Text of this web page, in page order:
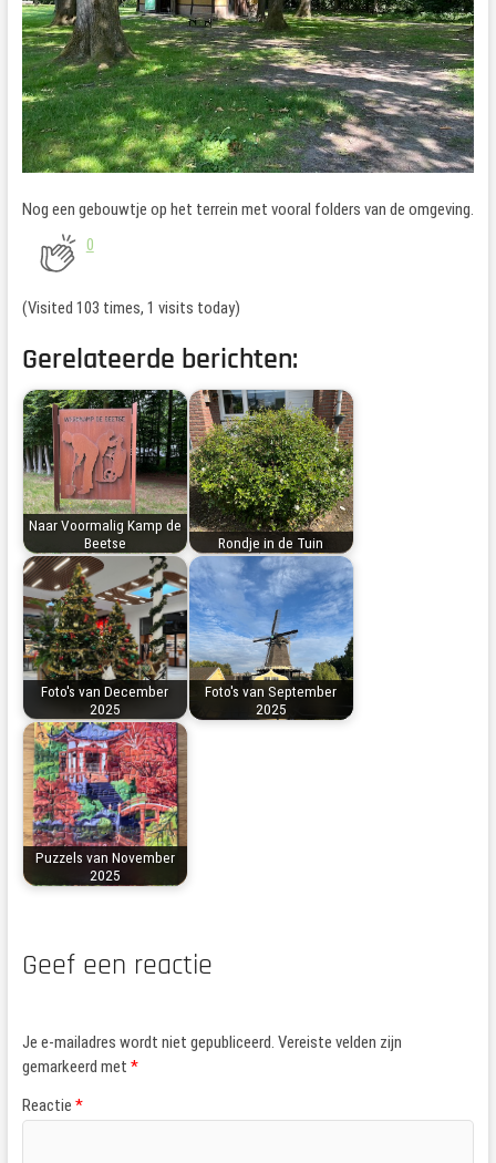
Nog een gebouwtje op het terrein met vooral folders van de omgeving.
0
(Visited 103 times, 1 visits today)
Gerelateerde berichten:
Naar Voormalig Kamp de
Beetse
Rondje in de Tuin
Foto's van December
2025
Foto's van September
2025
Puzzels van November
2025
Geef een reactie
Je e-mailadres wordt niet gepubliceerd. Vereiste velden zijn
gemarkeerd met *
Reactie *